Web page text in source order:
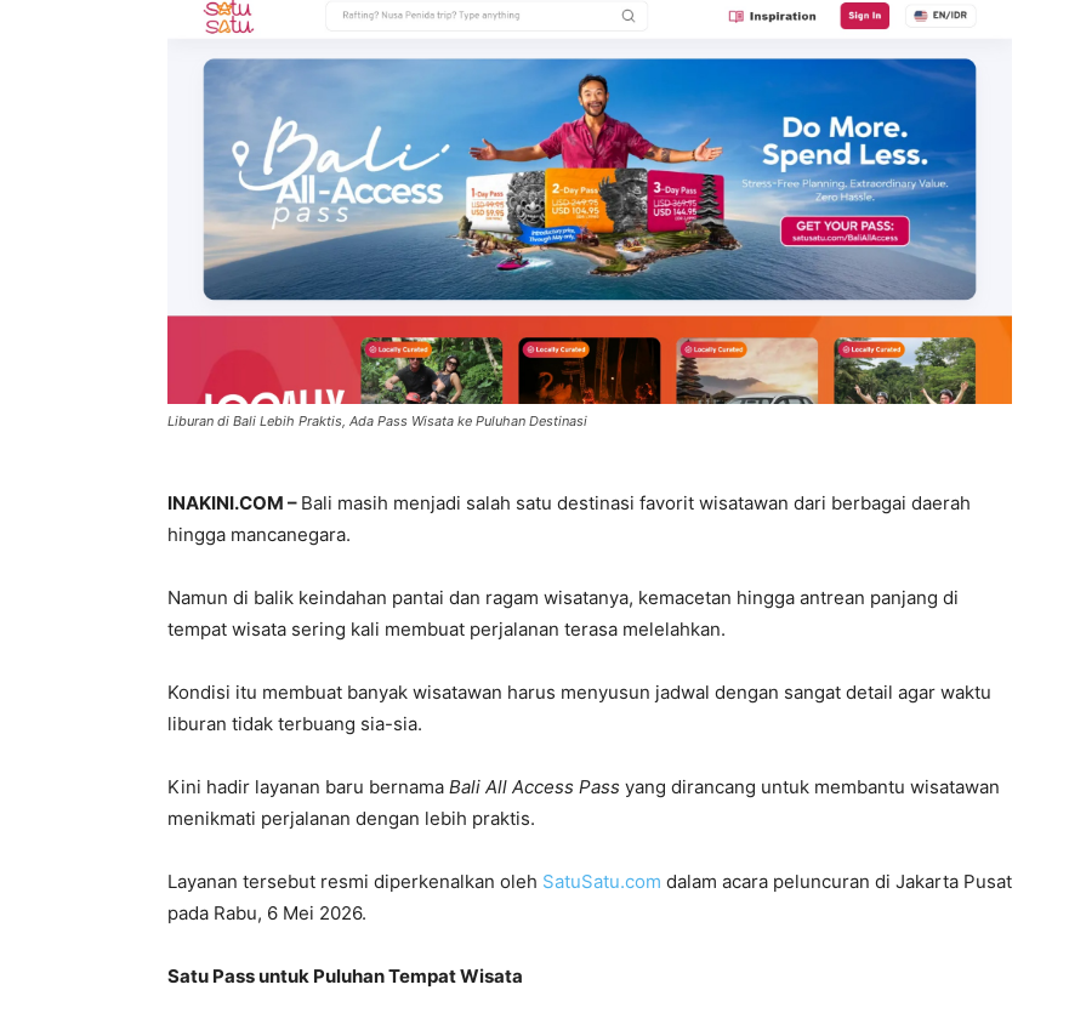
Liburan di Bali Lebih Praktis, Ada Pass Wisata ke Puluhan Destinasi
INAKINI.COM – Bali masih menjadi salah satu destinasi favorit wisatawan dari berbagai daerah
hingga mancanegara.
Namun di balik keindahan pantai dan ragam wisatanya, kemacetan hingga antrean panjang di
tempat wisata sering kali membuat perjalanan terasa melelahkan.
Kondisi itu membuat banyak wisatawan harus menyusun jadwal dengan sangat detail agar waktu
liburan tidak terbuang sia-sia.
Kini hadir layanan baru bernama Bali All Access Pass yang dirancang untuk membantu wisatawan
menikmati perjalanan dengan lebih praktis.
Layanan tersebut resmi diperkenalkan oleh SatuSatu.com dalam acara peluncuran di Jakarta Pusat
pada Rabu, 6 Mei 2026.
Satu Pass untuk Puluhan Tempat Wisata